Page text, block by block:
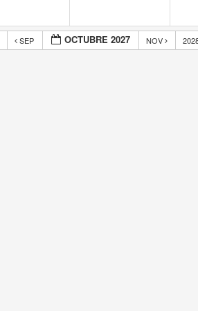
SEP OCTUBRE 2027 NOV